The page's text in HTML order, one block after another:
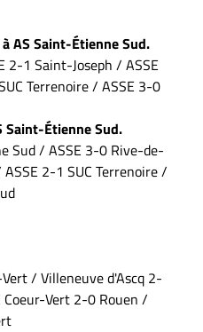
AS Saint-Étienne Sud.
2-1 Saint-Joseph / ASSE
Terrenoire / ASSE 3-0
Saint-Étienne Sud.
Sud / ASSE 3-0 Rive-de-
2-1 SUC Terrenoire /
/ Villeneuve d'Ascq 2-
Coeur-Vert 2-0 Rouen /